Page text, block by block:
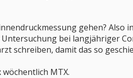
gehen? Also
bei langjähriger
schreiben, damit das so
MTX.